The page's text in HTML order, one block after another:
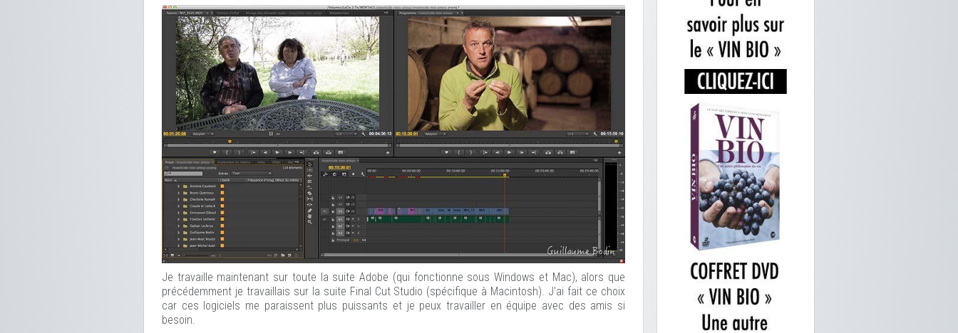
Je travaille maintenant sur toute la suite Adobe (qui fonctionne sous Windows et Mac), alors que
précédemment je travaillais sur la suite Final Cut Studio (spécifique à Macintosh). J'ai fait ce choix
car ces logiciels me paraissent plus puissants et je peux travailler en équipe avec des amis si
besoin.